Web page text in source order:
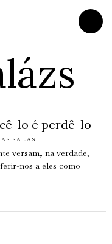
lo é perdê-lo
SALAS
versam, na verdade,
nos a eles como